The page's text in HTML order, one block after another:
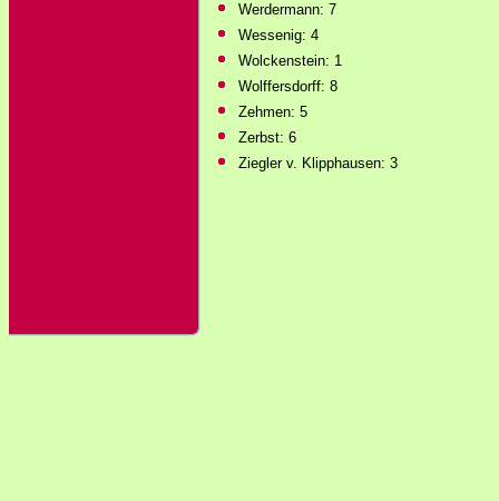
Werdermann: 7
Wessenig: 4
Wolckenstein: 1
Wolffersdorff: 8
Zehmen: 5
Zerbst: 6
Ziegler v. Klipphausen: 3